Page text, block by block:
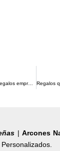
Tendencias 2025 en regalos empresariales: elegancia y personalización
|Arcones